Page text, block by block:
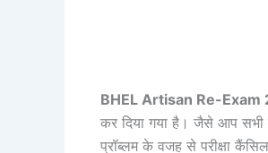
BHEL Artisan Re-
कर दिया गया है। जैसे आप सभी
प्रॉब्लम के वजह से परीक्षा